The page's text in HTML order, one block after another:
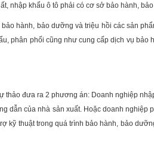
nhập khẩu ô tô phải có cơ sở bảo hành,
hành, bảo dưỡng và triệu hồi các sản
phân phối cũng như cung cấp dịch vụ
đưa ra 2 phương án: Doanh nghiệp
của nhà sản xuất. Hoặc doanh nghiệp
thuật trong quá trình bảo hành, bảo